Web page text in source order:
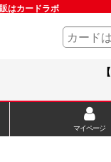
はカードラボ
【
マイページ